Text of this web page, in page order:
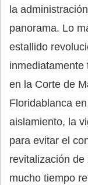
la
panorama. Lo
estallido
inmediatamente
en la Corte de
Floridablanca
aislamiento, la
para evitar el
revitalización
mucho tiempo